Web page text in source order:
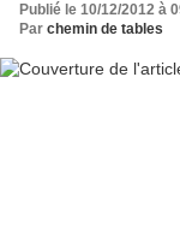
Publié le 10/12/2012 à
Par chemin de tables